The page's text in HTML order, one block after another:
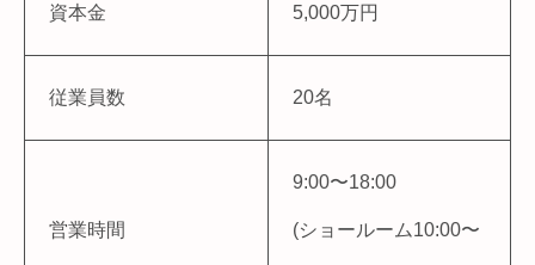
資本金 5,000万円
従業員数 20名
営業時間
9:00〜18:00
(ショールーム10:00〜